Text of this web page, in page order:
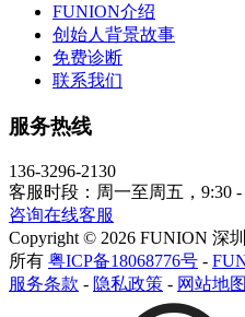
FUNION介绍
创始人背景故事
免费诊断
联系我们
服务热线
136-3296-2130
客服时段：周一至周五，9:30
咨询在线客服
Copyright © 2026 FUNION 深
所有 粤ICP备18068776号 -
服务条款 - 隐私政策 - 网站地图